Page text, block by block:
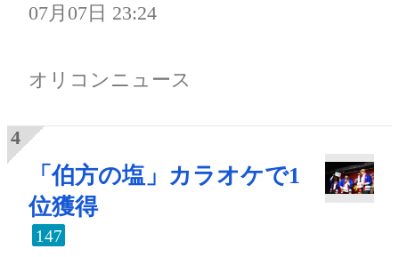
07月07日 23:24
オリコンニュース
「伯方の塩」カラオケで1
位獲得
147